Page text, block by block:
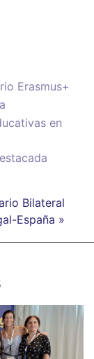
Erasmus+
en
Bilateral
España »